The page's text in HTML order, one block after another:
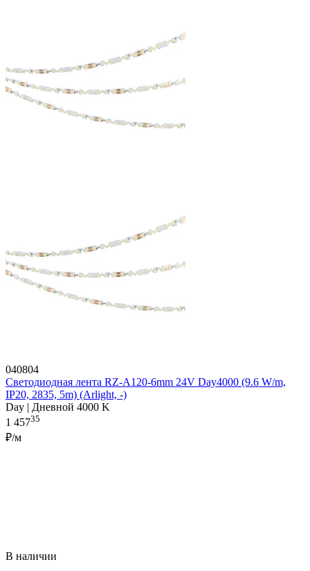
040804
Светодиодная лента RZ-A120-6mm 24V Day4000 (9.6 W/m,
IP20, 2835, 5m) (Arlight, -)
Day | Дневной 4000 K
1 45735
₽/м
В наличии